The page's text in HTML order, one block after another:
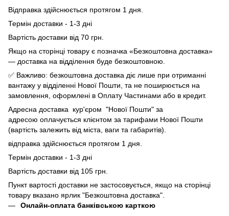
Відправка здійснюється протягом 1 дня.
Термін доставки - 1-3 дні
Вартість доставки від 70 грн.
Якщо на сторінці товару є позначка «Безкоштовна доставка»
— доставка на відділення буде безкоштовною.
✅ Важливо: безкоштовна доставка діє лише при отриманні
вантажу у відділенні Нової Пошти, та не поширюється на
замовлення, оформлені в Оплату Частинами або в кредит.
Адресна доставка кур'єром "Нової Пошти" за
адресою оплачується клієнтом за тарифами Нової Пошти
(вартість залежить від міста, ваги та габаритів).
відправка здійснюється протягом 1 дня.
Термін доставки - 1-3 дні
Вартість доставки від 105 грн.
Пункт вартості доставки не застосовується, якщо на сторінці
товару вказано ярлик "Безкоштовна доставка".
Онлайн-оплата банківською карткою